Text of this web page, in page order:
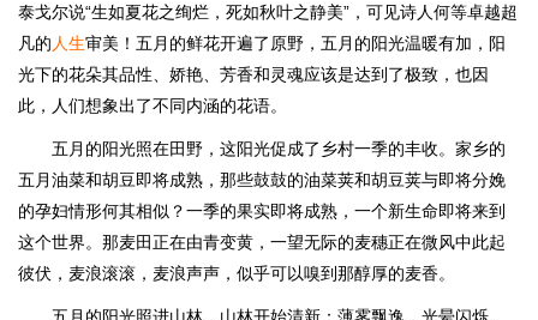
泰戈尔说“生如夏花之绚烂，死如秋叶之静美”，可见诗人何等卓越超
凡的 人生审美！五月的鲜花开遍了原野，五月的阳光温暖有加，阳
光下的花朵其品性、娇艳、芳香和灵魂应该是达到了极致，也因
此，人们想象出了不同内涵的花语。
五月的阳光照在田野，这阳光促成了乡村一季的丰收。家乡的
五月油菜和胡豆即将成熟，那些鼓鼓的油菜荚和胡豆荚与即将分娩
的孕妇情形何其相似？一季的果实即将成熟，一个新生命即将来到
这个世界。那麦田正在由青变黄，一望无际的麦穗正在微风中此起
彼伏，麦浪滚滚，麦浪声声，似乎可以嗅到那醇厚的麦香。